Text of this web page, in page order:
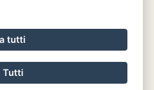
tutti
Tutti